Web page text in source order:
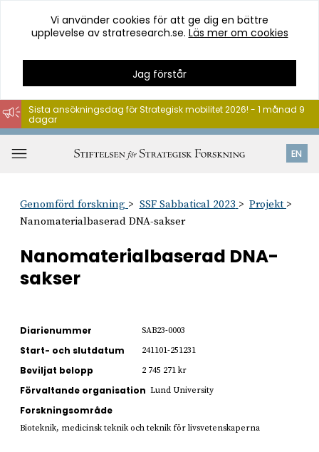
Hoppa
till
innehåll
Vi använder cookies för att ge dig en bättre
upplevelse av stratresearch.se. Läs mer om cookies
Jag förstår
EN
Sista ansökningsdag för Strategisk mobilitet 2026! - 1 månad 9
dagar
Genomförd forskning SSF Sabbatical 2023
Projekt
Nanomaterialbaserad DNA-sakser
Nanomaterialbaserad DNA-
sakser
Diarienummer SAB23-0003
Start- och slutdatum 241101-251231
Beviljat belopp 2 745 271 kr
Förvaltande organisation Lund University
Forskningsområde
Bioteknik, medicinsk teknik och teknik för livsvetenskaperna